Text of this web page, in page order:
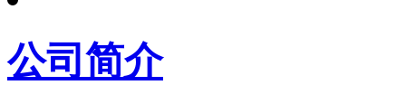
公司简介